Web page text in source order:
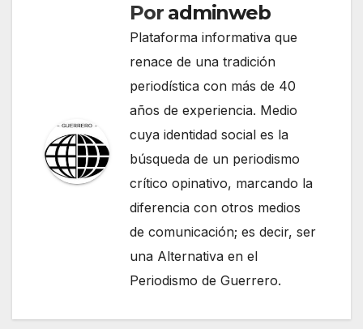
Por adminweb
Plataforma informativa que
renace de una tradición
periodística con más de 40
años de experiencia. Medio
cuya identidad social es la
búsqueda de un periodismo
crítico opinativo, marcando la
diferencia con otros medios
de comunicación; es decir, ser
una Alternativa en el
Periodismo de Guerrero.